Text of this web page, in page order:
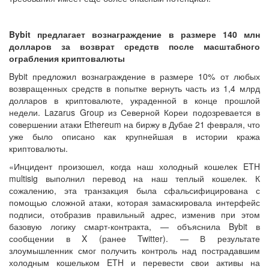
Bybit предлагает вознаграждение в размере 140 млн
долларов за возврат средств после масштабного
ограбления криптовалюты
Bybit предложил вознаграждение в размере 10% от любых
возвращенных средств в попытке вернуть часть из 1,4 млрд
долларов в криптовалюте, украденной в конце прошлой
недели. Lazarus Group из Северной Кореи подозревается в
совершении атаки Ethereum на биржу в Дубае 21 февраля, что
уже было описано как крупнейшая в истории кража
криптовалюты.
«Инцидент произошел, когда наш холодный кошелек ETH
multisig выполнил перевод на наш теплый кошелек. К
сожалению, эта транзакция была сфальсифицирована с
помощью сложной атаки, которая замаскировала интерфейс
подписи, отобразив правильный адрес, изменив при этом
базовую логику смарт-контракта, — объяснила Bybit в
сообщении в X (ранее Twitter). — В результате
злоумышленник смог получить контроль над пострадавшим
холодным кошельком ETH и перевести свои активы на